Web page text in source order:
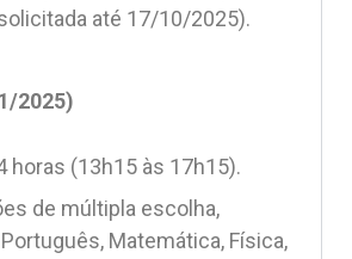
até 17/10/2025).
2025)
horas (13h15 às 17h15).
de múltipla escolha,
Matemática, Física,